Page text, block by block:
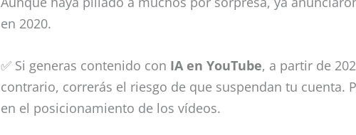
en 2020.
✅ Si generas contenido con IA en YouTube, a partir de
contrario, correrás el riesgo de que suspendan tu cuenta.
en el posicionamiento de los vídeos.